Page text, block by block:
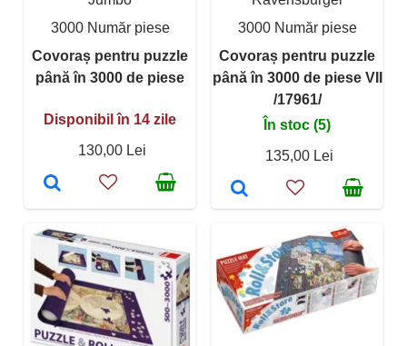
3000 Număr piese
Covoraș pentru puzzle
până în 3000 de piese
Disponibil în 14 zile
130,00 Lei
3000 Număr piese
Covoraș pentru puzzle
până în 3000 de piese VII
/17961/
În stoc (5)
135,00 Lei